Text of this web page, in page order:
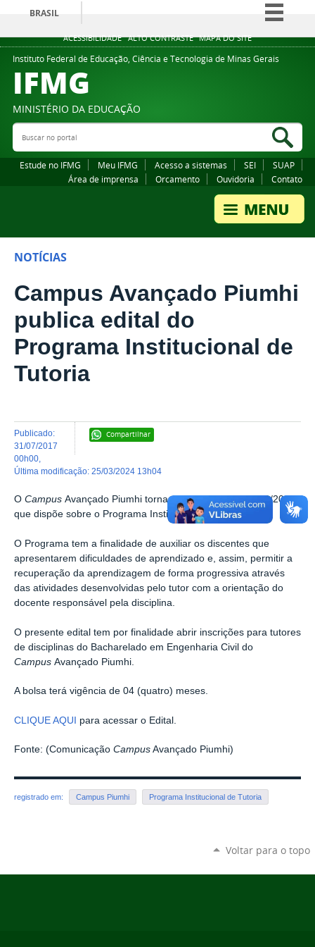
ACESSIBILIDADE ALTO CONTRASTE MAPA DO SITE
BRASIL
Simplifique!
Comunica BR
Legislação
Instituto Federal de Educação, Ciência e Tecnologia de Minas Gerais
IFMG
MINISTÉRIO DA EDUCAÇÃO
Buscar no portal
Estude no IFMG Meu IFMG Acesso a sistemas SEI
SUAP
Área de imprensa
Orcamento Ouvidoria Contato
NOTÍCIAS
Campus Avançado Piumhi
publica edital do
Programa Institucional de
Tutoria
Compartilhar
publicado:
31/07/2017
00h00
última modificação: 25/03/2024 13h04
O Campus Avançado Piumhi torna público o Edital nº 002/2017,
que dispõe sobre o Programa Institucional de Tutoria.
O Programa tem a finalidade de auxiliar os discentes que
apresentarem dificuldades de aprendizado e, assim, permitir a
recuperação da aprendizagem de forma progressiva através
das atividades desenvolvidas pelo tutor com a orientação do
docente responsável pela disciplina.
O presente edital tem por finalidade abrir inscrições para tutores
de disciplinas do Bacharelado em Engenharia Civil do
Campus Avançado Piumhi.
A bolsa terá vigência de 04 (quatro) meses.
CLIQUE AQUI para acessar o Edital.
Fonte: (Comunicação Campus Avançado Piumhi)
registrado em: Campus Piumhi Programa Institucional de Tutoria
Voltar para o topo